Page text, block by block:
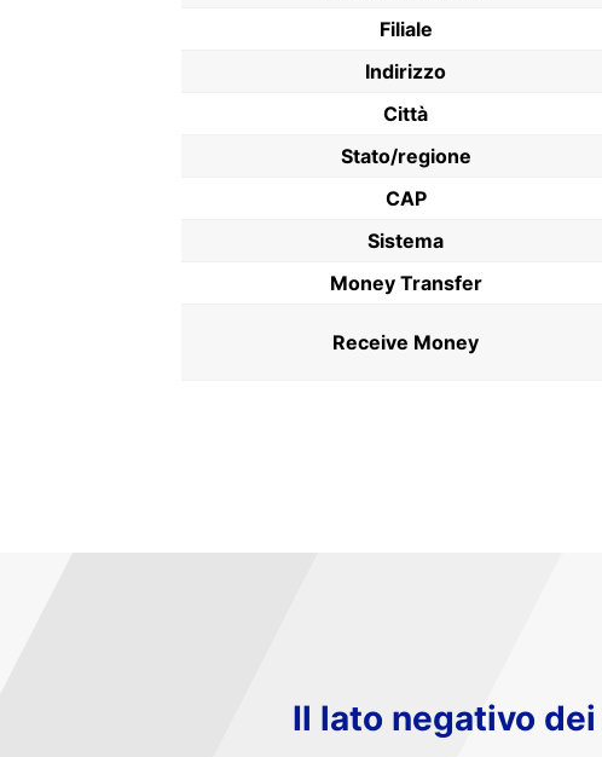
Filiale
Indirizzo
Città
Stato/regione
CAP
Sistema
Money Transfer
Receive Money
Il lato negativo